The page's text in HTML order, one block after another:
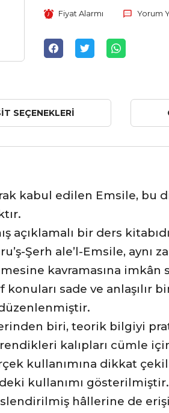
Fiyat Alarmı Yorum
SEÇENEKLERI
kabul edilen Emsile, bu
açıklamalı bir ders
Şerh ale’l-Emsile, aynı
kavramasına imkân
sade ve anlaşılır
biri, teorik bilgiyi
kalıpları cümle
kullanımına dikkat
kullanımı gösterilmiştir.
hâllerine de